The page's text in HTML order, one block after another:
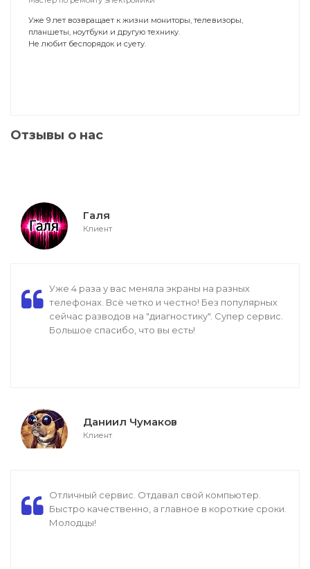
Уже 9 лет возвращает к жизни мониторы, телевизоры,
планшеты, ноутбуки и другую технику.
Не любит беспорядок и суету.
Отзывы о нас
Галя
Клиент
Уже 4 раза у вас меняла экраны на разных
телефонах. Всё четко и честно! Без популярных
сейчас разводов на "диагностику". Супер сервис.
Большое спасибо, что вы есть!
Даниил Чумаков
Клиент
Отличный сервис. Отдавал свой компьютер.
Быстро качественно, а главное в короткие сроки.
Молодцы!